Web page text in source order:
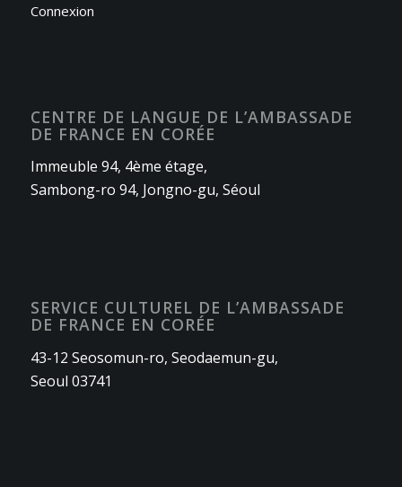
Connexion
CENTRE DE LANGUE DE L’AMBASSADE
DE FRANCE EN CORÉE
Immeuble 94, 4ème étage,
Sambong-ro 94, Jongno-gu, Séoul
SERVICE CULTUREL DE L’AMBASSADE
DE FRANCE EN CORÉE
43-12 Seosomun-ro, Seodaemun-gu,
Seoul 03741